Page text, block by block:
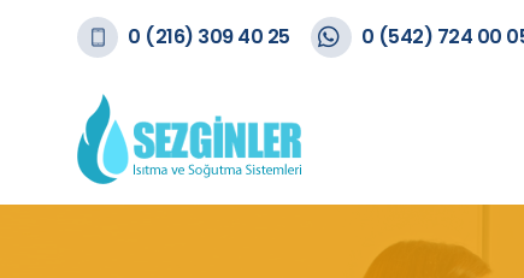
0 (216) 309 40 25 0 (542) 724 00